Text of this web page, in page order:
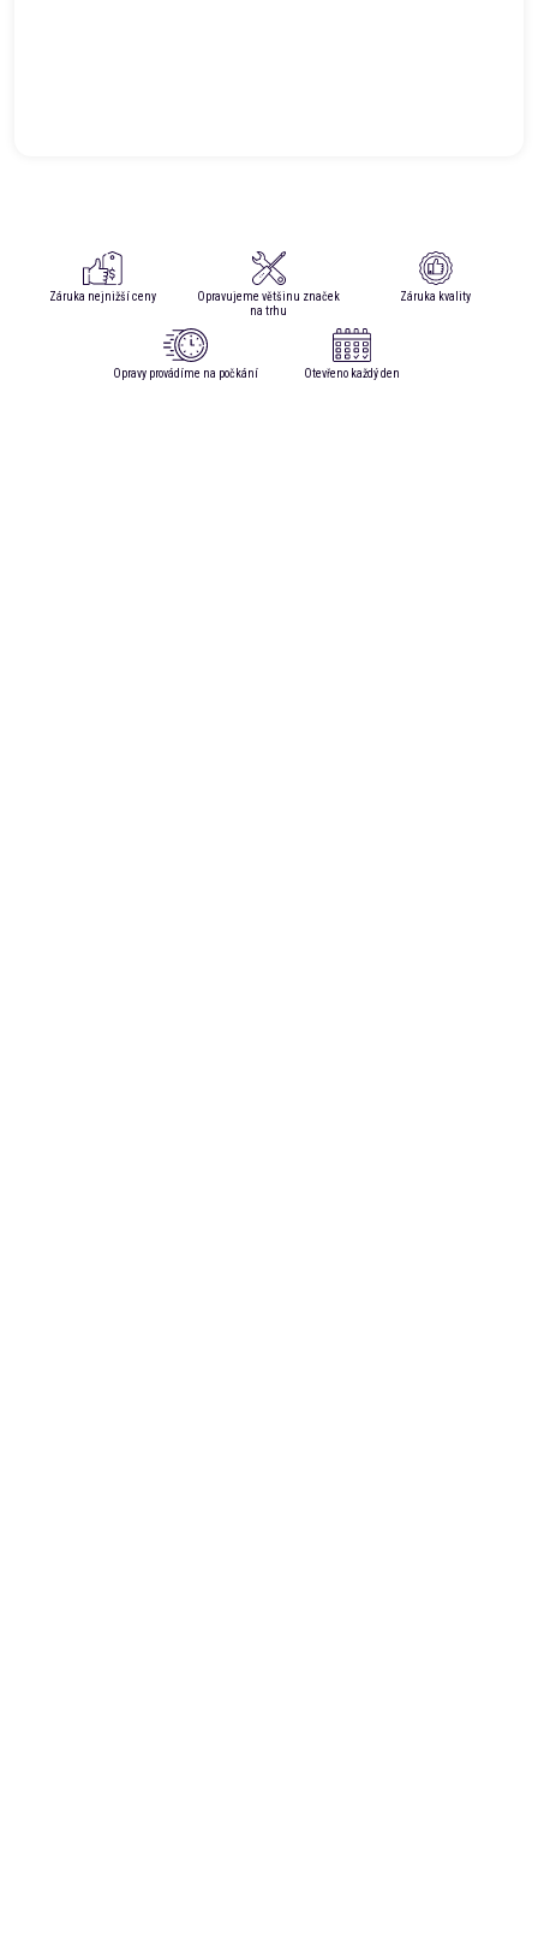
Záruka nejnižší ceny
Opravujeme většinu značek
na trhu
Záruka kvality
Opravy provádíme na počkání Otevřeno každý den